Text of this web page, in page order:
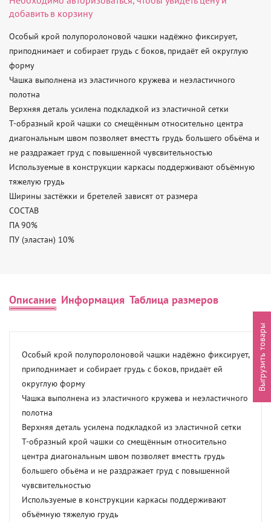
добавить в корзину
Особый крой полупоролоновой чашки надёжно фиксирует,
приподнимает и собирает грудь с боков, придаёт ей округлую
форму
Чашка выполнена из эластичного кружева и неэластичного
полотна
Верхняя деталь усилена подкладкой из эластичной сетки
Т-образный крой чашки со смещённым относительно центра
диагональным швом позволяет вместть грудь большего обьёма и
не раздражает груд с повышенной чувсвительностью
Используемые в конструкции каркасы поддерживают объёмную
тяжелую грудь
Ширины застёжки и бретелей зависят от размера
СОСТАВ
ПА 90%
ПУ (эластан) 10%
Описание Информация Таблица размеров
Особый крой полупоролоновой чашки надёжно фиксирует,
приподнимает и собирает грудь с боков, придаёт ей
округлую форму
Чашка выполнена из эластичного кружева и неэластичного
полотна
Верхняя деталь усилена подкладкой из эластичной сетки
Т-образный крой чашки со смещённым относительно
центра диагональным швом позволяет вместть грудь
большего обьёма и не раздражает груд с повышенной
чувсвительностью
Используемые в конструкции каркасы поддерживают
объёмную тяжелую грудь
Выгрузить товары